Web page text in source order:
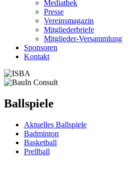
Mediathek
Presse
Vereinsmagazin
Mitgliederbriefe
Mitglieder-Versammlung
Sponsoren
Kontakt
Ballspiele
Aktuelles Ballspiele
Badminton
Basketball
Prellball